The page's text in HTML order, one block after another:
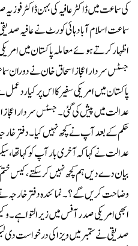
کی سماعت میں ڈاکٹر عافیہ کی بہن ڈاکٹر
سماعت اسلام آباد ہائی کورٹ نے عافیہ
اظہار کرتے ہوئے معاملہ پاکستان میں
جسٹس سردار اعجاز اسحاق خان نے دوران
پاکستان میں امریکی سفیر کا اس پر کیا
حکم کے بعد آپ نے کچھ نہیں کیا ۔دفتر
عدالت نے کہا کہ آخری بار آپ کو کہا
بیان دے دیں ہم کچھ نہیں کر سکتے، کیس
وضاحت کریں گے ؟۔ نمائندہ دفتر خارجہ نے
ابھی امریکی صدر آفس میں زیر التوا
صدیقی نے ستمبر میں ویزا کی درخواست دی